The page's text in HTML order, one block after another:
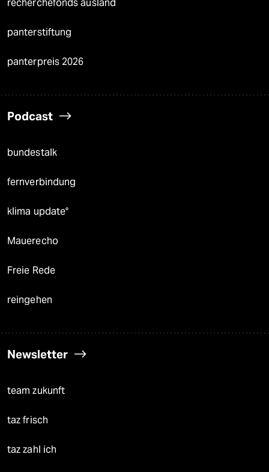
recherchefonds ausland
panterstiftung
panterpreis 2026
Podcast
bundestalk
fernverbindung
klima update°
Mauerecho
Freie Rede
reingehen
Newsletter
team zukunft
taz frisch
taz zahl ich